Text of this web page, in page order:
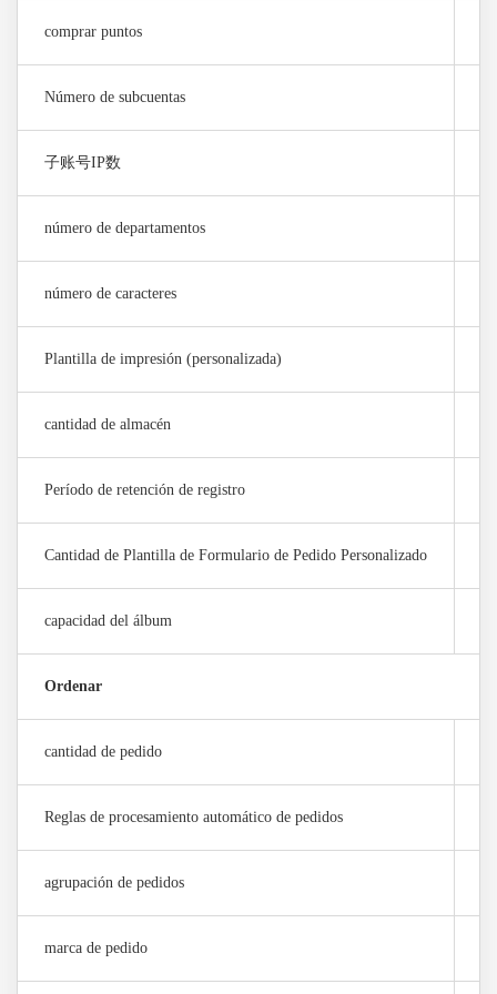
comprar puntos
Número de subcuentas
子账号IP数
número de departamentos
número de caracteres
Plantilla de impresión (personalizada)
cantidad de almacén
Período de retención de registro
Cantidad de Plantilla de Formulario de Pedido Personalizado
capacidad del álbum
Ordenar
cantidad de pedido
Reglas de procesamiento automático de pedidos
agrupación de pedidos
marca de pedido